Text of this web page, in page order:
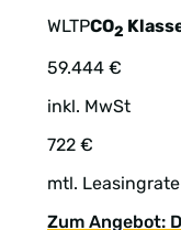
WLTPCO2
59.444 €
inkl. MwSt
722 €
mtl. Leasingrate
Zum Angebot: